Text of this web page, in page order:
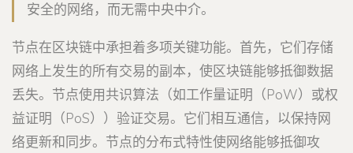
安全的网络，而无需中央中介。
节点在区块链中承担着多项关键功能。首先，它们存储
网络上发生的所有交易的副本，使区块链能够抵御数据
丢失。节点使用共识算法（如工作量证明（PoW）或权
益证明（PoS））验证交易。它们相互通信，以保持网
络更新和同步。节点的分布式特性使网络能够抵御攻